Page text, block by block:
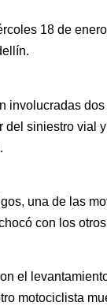
18 de
involucradas
del siniestro vial
una de las
con los
el
motociclista